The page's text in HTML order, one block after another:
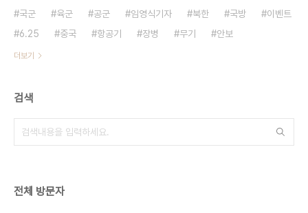
국군
육군 공군 임영식기자 북한 국방
이벤트
6.25
중국 항공기 장병 무기 안보
더보기
검색
전체 방문자